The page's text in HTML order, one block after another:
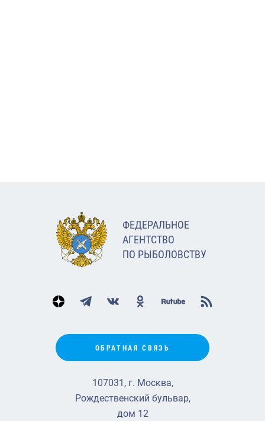
ФЕДЕРАЛЬНОЕ
АГЕНТСТВО
ПО РЫБОЛОВСТВУ
ОБРАТНАЯ СВЯЗЬ
107031, г. Москва,
Рождественский бульвар,
дом 12